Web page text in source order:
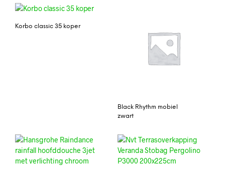
Korbo classic 35 koper
Black Rhythm mobiel
zwart